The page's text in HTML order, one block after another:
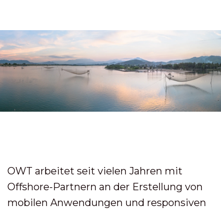
OWT arbeitet seit vielen Jahren mit
Offshore-Partnern an der Erstellung von
mobilen Anwendungen und responsiven